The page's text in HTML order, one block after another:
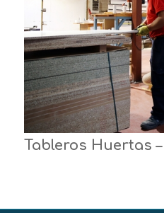
Tableros Huertas